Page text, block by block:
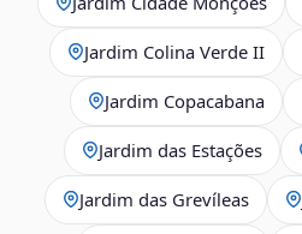
Jardim Colina Verde II
Jardim Copacabana
Jardim das Estações
Jardim das Grevíleas